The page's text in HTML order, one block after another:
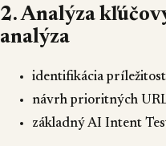
2. Analýza
analýza
identifikácia
návrh prioritných
základný AI Intent